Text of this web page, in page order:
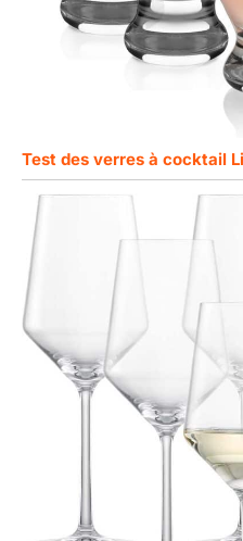
Test des verres à cocktail